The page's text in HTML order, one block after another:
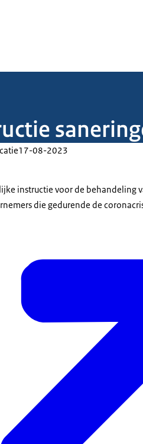
17-08-2023
instructie voor de behandeling
die gedurende de